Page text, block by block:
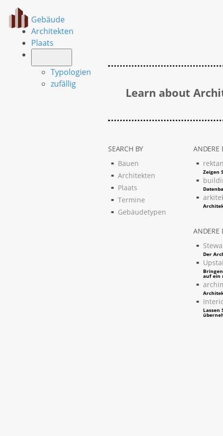
Gebäude
Architekten
Plaats
Typologien
zufällig
Learn about
SEARCH BY
Bauen
Architekten
Plaats
Termine
Gebäudetypen
ANDERE
Zeigen
ANDERE
Der
auf ein
Lassen